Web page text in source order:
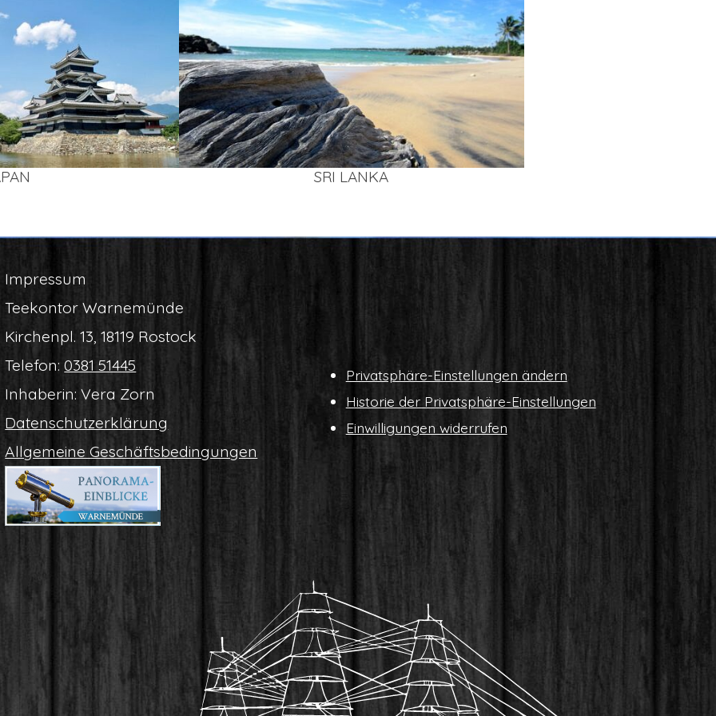
SRI LAN­KA
Impres­sum
Tee­kon­tor Warnemünde
Kir­chen­pl. 13, 18119 Rostock
Tele­fon:0381 51445
Inha­be­rin: Vera Zorn
Daten­schutz­er­klä­rung
All­ge­mei­ne Geschäftsbedingungen
Pri­vat­sphä­re-Ein­stel­lun­gen ändern
His­to­rie der Privatsphäre-Einstellungen
Ein­wil­li­gun­gen widerrufen